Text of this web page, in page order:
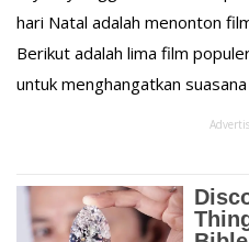
hari Natal adalah menonton
Berikut adalah lima film
untuk menghangatkan